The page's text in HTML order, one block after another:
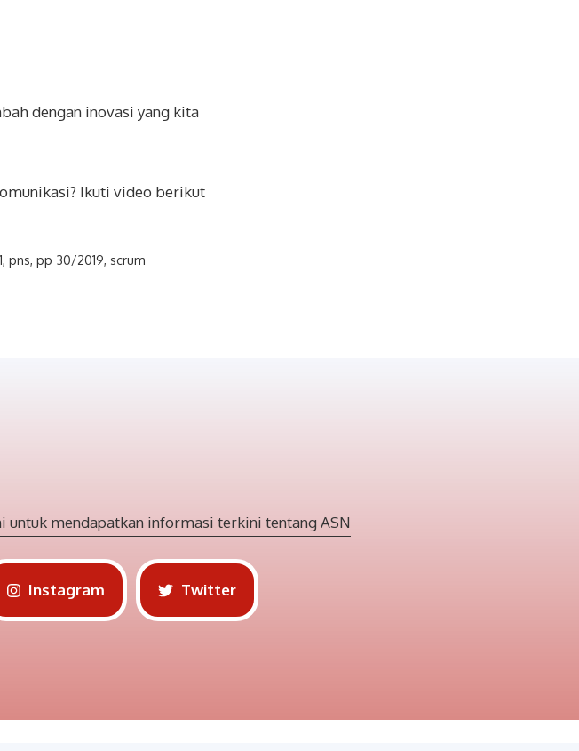
dengan inovasi yang kita
Ikuti video berikut
,pns,pp 30/2019,scrum
untuk mendapatkan informasi terkini tentang ASN
Instagram Twitter